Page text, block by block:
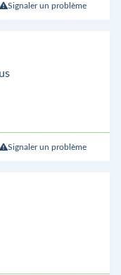
Signaler un problème
Signaler un problème